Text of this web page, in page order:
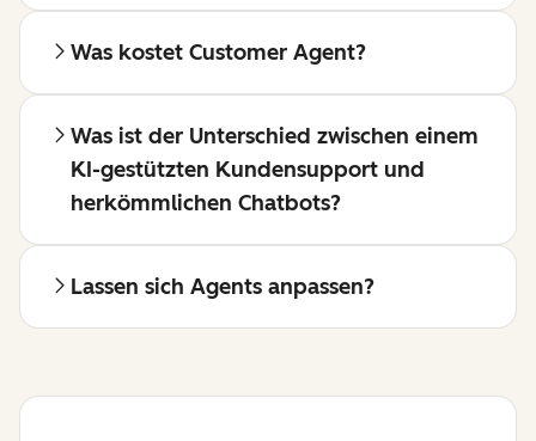
Was kostet Customer Agent?
Was ist der Unterschied zwischen einem
KI-gestützten Kundensupport und
herkömmlichen Chatbots?
Lassen sich Agents anpassen?